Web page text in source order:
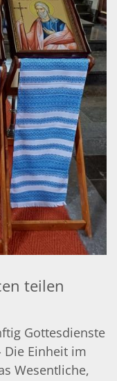
teilen
Gottesdienste
Die Einheit im
Wesentliche,